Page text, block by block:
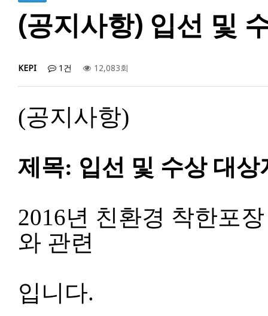
(공지사항) 입선 및
KEPI 1건 12,083회
(공지사항)
제목: 입선 및 수상 대
2016년 친환경 착한포
와 관련
입니다.